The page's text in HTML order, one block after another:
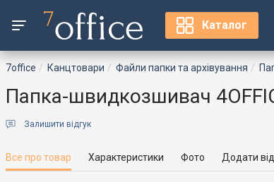
Каталог
7office Канцтовари Файли папки та архівування
Папка-швидкозшивач
Залишити відгук
Все про товар Характеристики Фото Додати